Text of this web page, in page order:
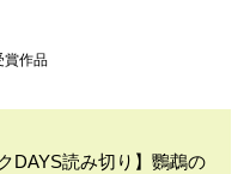
賞作品
DAYS読み切り】鸚鵡の